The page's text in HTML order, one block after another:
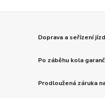
Doprava a seřízení
Po záběhu kola
Prodloužená záruka